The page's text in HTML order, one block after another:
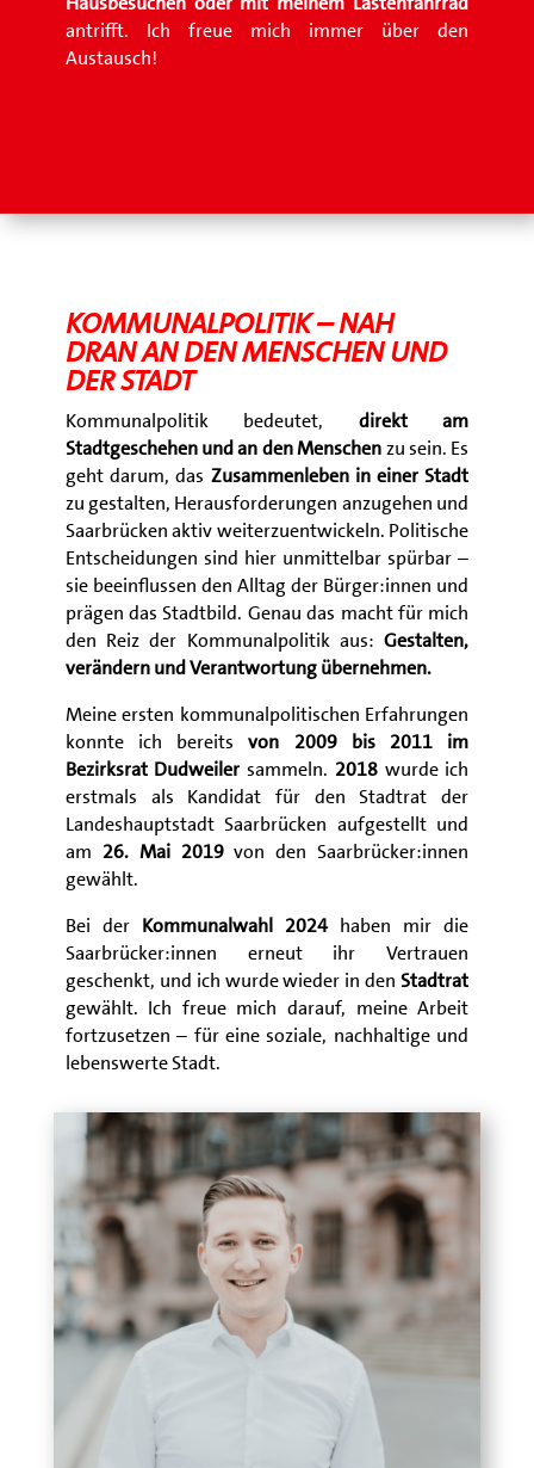
antrifft. Ich freue mich immer über den
Austausch!
KOMMUNALPOLITIK – NAH
DRAN AN DEN MENSCHEN UND
DER STADT
Kommunalpolitik bedeutet, direkt am
Stadtgeschehen und an den Menschenzu sein. Es
geht darum, das Zusammenleben in einer Stadt
zu gestalten, Herausforderungen anzugehen und
Saarbrücken aktiv weiterzuentwickeln. Politische
Entscheidungen sind hier unmittelbar spürbar –
sie beeinflussen den Alltag der Bürger:innen und
prägen das Stadtbild. Genau das macht für mich
den Reiz der Kommunalpolitik aus:Gestalten,
verändern und Verantwortung übernehmen.
Meine ersten kommunalpolitischen Erfahrungen
konnte ich bereitsvon 2009 bis 2011 im
Bezirksrat Dudweiler sammeln. 2018wurde ich
erstmals als Kandidat für den Stadtrat der
Landeshauptstadt Saarbrücken aufgestellt und
am 26. Mai 2019von den Saarbrücker:innen
gewählt.
Bei der Kommunalwahl 2024haben mir die
Saarbrücker:innen erneut ihr Vertrauen
geschenkt, und ich wurde wieder in denStadtrat
gewählt. Ich freue mich darauf, meine Arbeit
fortzusetzen – für eine soziale, nachhaltige und
lebenswerte Stadt.